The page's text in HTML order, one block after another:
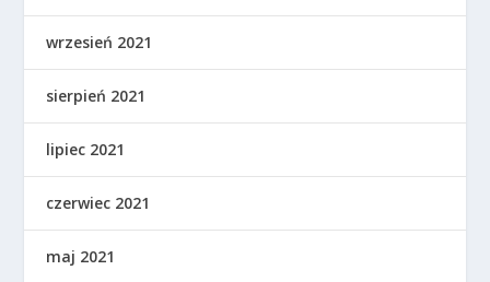
wrzesień 2021
sierpień 2021
lipiec 2021
czerwiec 2021
maj 2021